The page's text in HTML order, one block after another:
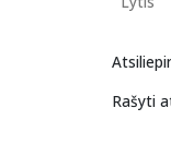
Rašyti